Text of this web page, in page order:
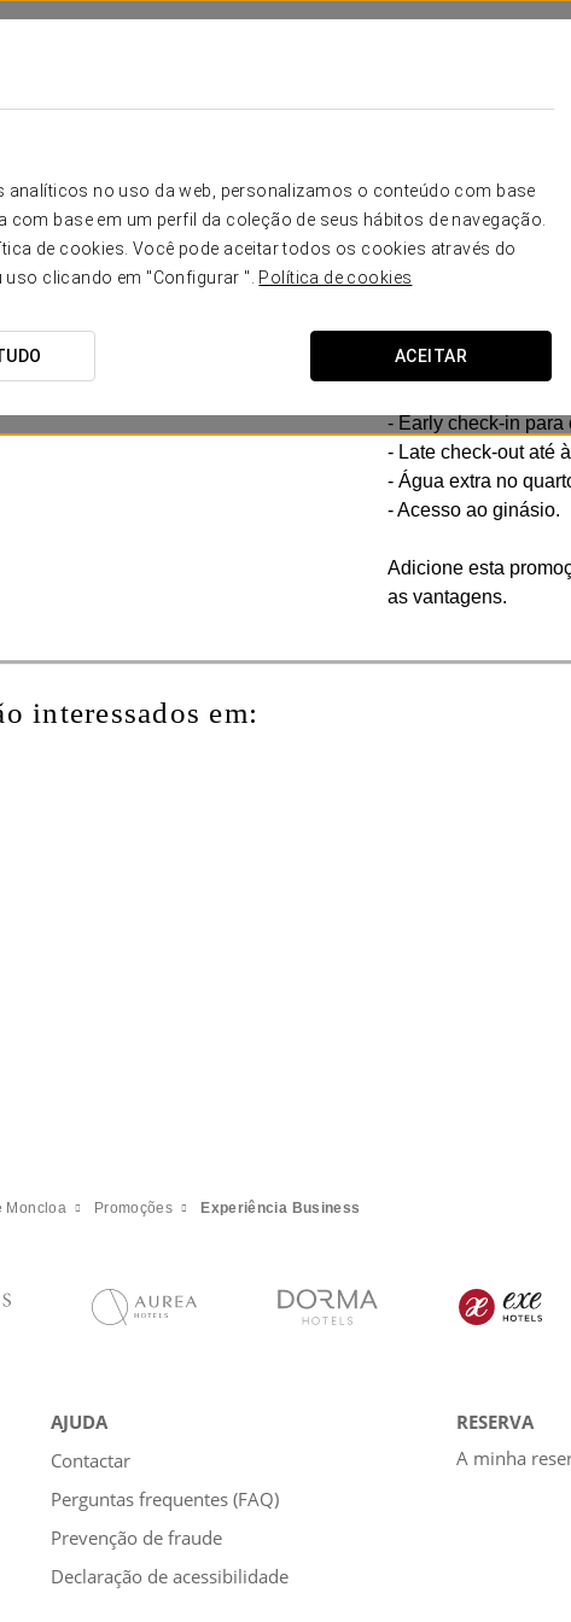
no uso da web, personalizamos o conteúdo com base
base em um perfil da coleção de seus hábitos de navegação.
de cookies. Você pode aceitar todos os cookies através do
clicando em "Configurar ". Política de cookies
ACEITAR
Horários flexíveis,
No Exe Moncloa
conforto. Sem
- Early check-in para
- Late check-out até
- Água extra no
- Acesso ao ginásio.
Adicione esta
as vantagens.
interessados em:
Moncloa Promoções Experiência Business
AJUDA
Contactar
Perguntas frequentes (FAQ)
Prevenção de fraude
Declaração de acessibilidade
RESERVA
A minha